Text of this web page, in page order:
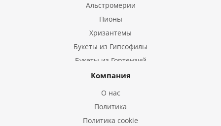
Альстромерии
Пионы
Хризантемы
Букеты из Гипсофилы
Букеты из Гортензий
Букеты из Ирисов
Букеты из Эустом
Компания
О нас
Политика
Политика cookie